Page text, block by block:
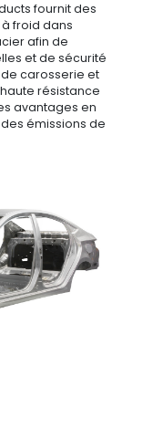
fournit des
froid dans
afin de
et de sécurité
carosserie et
résistance
avantages en
émissions de